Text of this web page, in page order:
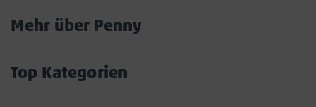
Mehr über Penny
Top Kategorien